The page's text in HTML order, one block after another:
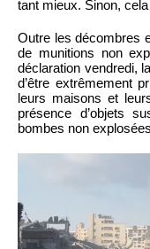
tant mieux. Sinon,
Outre les décombres
de munitions non
déclaration vendredi,
d’être extrêmement
leurs maisons et
présence d’objets
bombes non